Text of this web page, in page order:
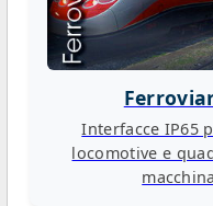
Interfacce IP65
locomotive e